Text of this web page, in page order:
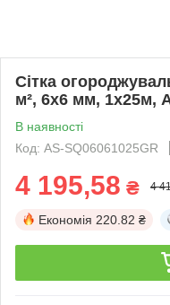
Сітка
м², 6x6 мм, 1x25м,
В наявності
Код: AS-SQ06061025GR
4 195,58 ₴ 4
Економія 220.82 ₴